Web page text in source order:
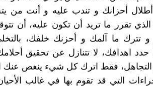
أحزانك و تندب عليه و أنت من
الذي تقرر ما تريد أن تكون عليه، أن
تترك ما آلمك و أحزنك خلفك،
حدد اهدافك، لا تتنازل عن تحقيق
التجاهل، فقط اترك كل شيء ينغص عنك
التي قد تقوم بها في غالب